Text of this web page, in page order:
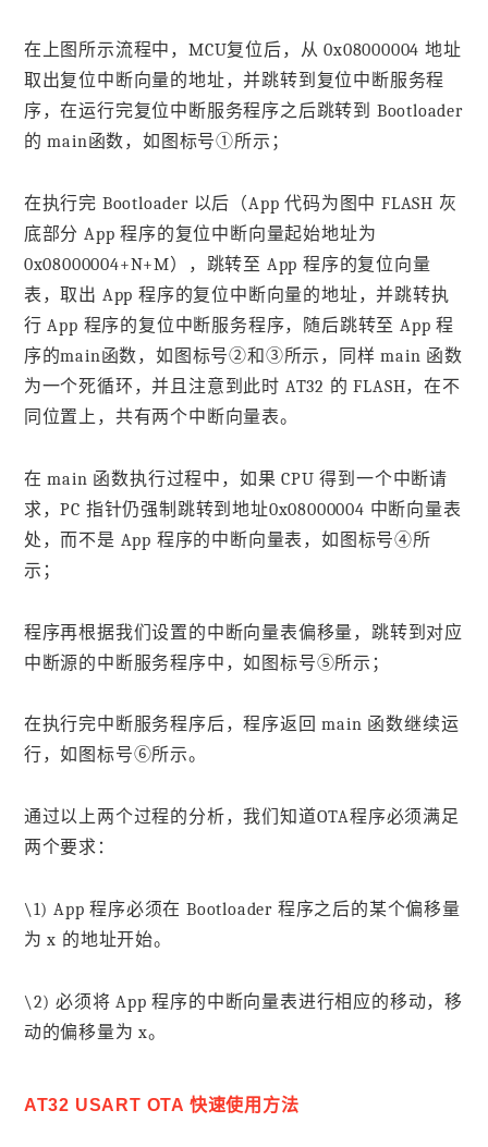
在上图所示流程中，MCU复位后，从 0x08000004 地址
取出复位中断向量的地址，并跳转到复位中断服务程
序，在运行完复位中断服务程序之后跳转到 Bootloader
的 main函数，如图标号①所示；
在执行完 Bootloader 以后（App 代码为图中 FLASH 灰
底部分 App 程序的复位中断向量起始地址为
0x08000004+N+M），跳转至 App 程序的复位向量
表，取出 App 程序的复位中断向量的地址，并跳转执
行 App 程序的复位中断服务程序，随后跳转至 App 程
序的main函数，如图标号②和③所示，同样 main 函数
为一个死循环，并且注意到此时 AT32 的 FLASH，在不
同位置上，共有两个中断向量表。
在 main 函数执行过程中，如果 CPU 得到一个中断请
求，PC 指针仍强制跳转到地址0x08000004 中断向量表
处，而不是 App 程序的中断向量表，如图标号④所
示；
程序再根据我们设置的中断向量表偏移量，跳转到对应
中断源的中断服务程序中，如图标号⑤所示；
在执行完中断服务程序后，程序返回 main 函数继续运
行，如图标号⑥所示。
通过以上两个过程的分析，我们知道OTA程序必须满足
两个要求：
\1) App 程序必须在 Bootloader 程序之后的某个偏移量
为 x 的地址开始。
\2) 必须将 App 程序的中断向量表进行相应的移动，移
动的偏移量为 x。
AT32 USART OTA 快速使用方法